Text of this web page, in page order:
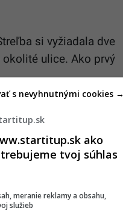
si vyžiadala dve
ulice. Ako prvý
ako
tvoj súhlas
meranie reklamy a obsahu,
služieb
s nevyhnutnými cookies →